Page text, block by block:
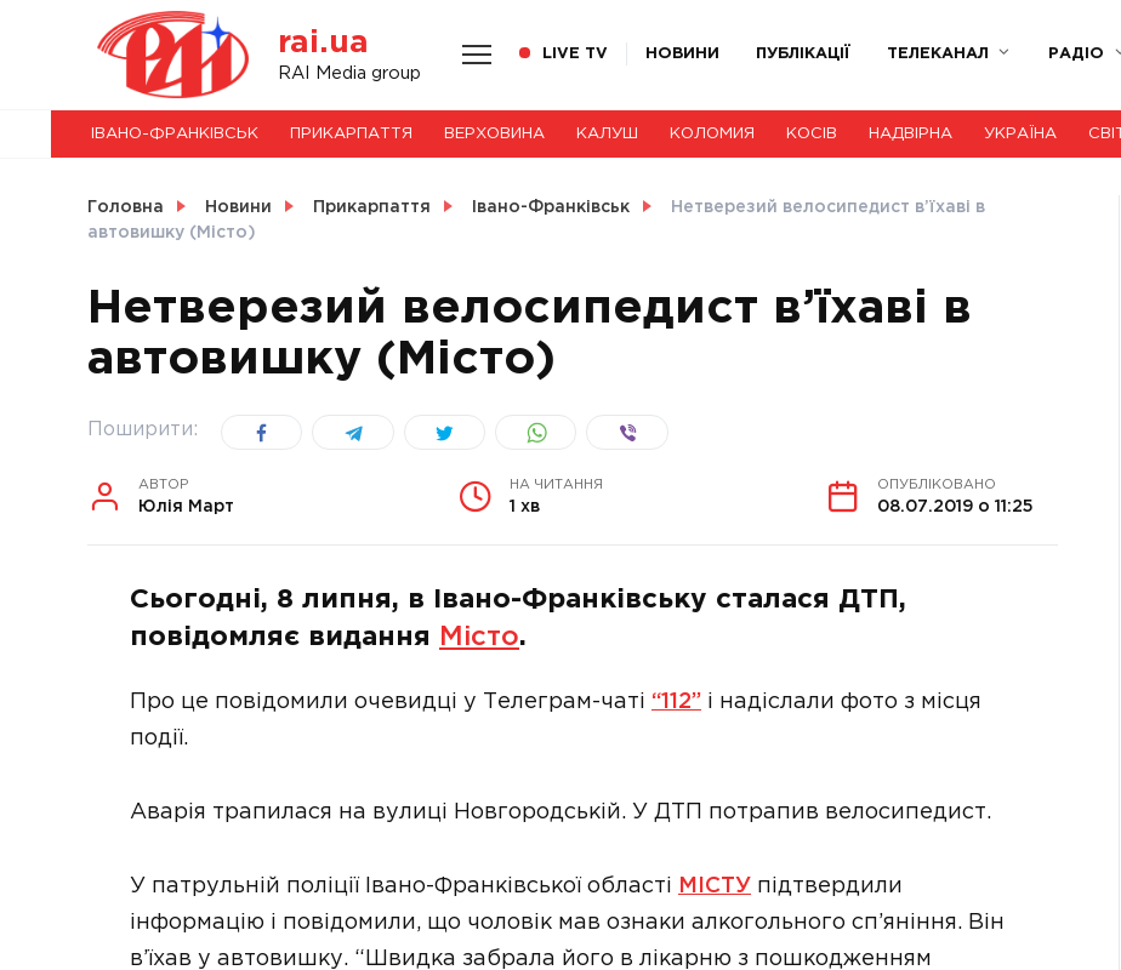
rai.ua
RAI Media group
LIVE TV НОВИНИ ПУБЛІКАЦІЇ ТЕЛЕКАНАЛ РАДІО
НОВИНИ
СВІТ
УКРАЇНА
ІВАНО-ФРАНКІВСЬК ПРИКАРПАТТЯ ВЕРХОВИНА КАЛУШ КОЛОМИЯ КОСІВ НАДВІРНА УКРАЇНА СВІТ
Головна Новини Прикарпаття Івано-Франківськ
Нетверезий велосипедист в’їхаві в
автовишку (Місто)
Нетверезий велосипедист в’їхаві в
автовишку (Місто)
Поширити:
АВТОР
Юлія Март
НА ЧИТАННЯ
1 хв
ОПУБЛІКОВАНО
08.07.2019 о 11:25
Сьогодні, 8 липня, в Івано-Франківську сталася ДТП,
повідомляє видання
Місто.
Про це повідомили очевидці у Телеграм-чаті “112” і надіслали фото з місця
події.
Аварія трапилася на вулиці Новгородській. У ДТП потрапив велосипедист.
У патрульній поліції Івано-Франківської області МІСТУ підтвердили
інформацію і повідомили, що чоловік мав ознаки алкогольного сп’яніння. Він
в’їхав у автовишку. “Швидка забрала його в лікарню з пошкодженням